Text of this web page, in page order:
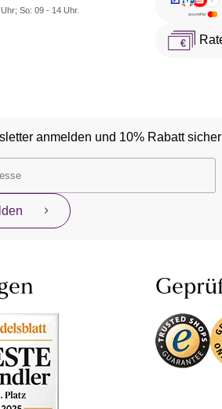
So: 09 - 14 Uhr.
anmelden und 10% Rabatt